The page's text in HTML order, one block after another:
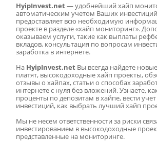
HyipInvest.net— удобнейший хайп
автоматическим учетом Ваших
предоставляет всю необходимую
проекте в разделе «хайп мониторинг».
оказываем услуги, такие как выплаты
вкладов, консультация по вопросам
заработка в интернете.
На HyipInvest.net Вы всегда найдете
платят, высокодоходные хайп проекты,
отзывы о хайпах, статьи о способах
интернете с нуля без вложений. Узнаете,
проценты по депозитам в хайпе, вести
инвестиций, как выбрать лучший хайп
Мы не несем ответственности за риски
инвестированием в высокодоходные
представленные на мониторинге.